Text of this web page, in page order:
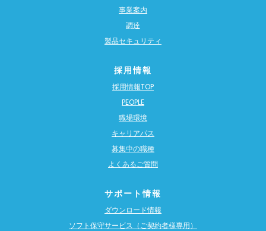
事業案内
調達
製品セキュリティ
採用情報
採用情報TOP
PEOPLE
職場環境
キャリアパス
募集中の職種
よくあるご質問
サポート情報
ダウンロード情報
ソフト保守サービス（ご契約者様専用）